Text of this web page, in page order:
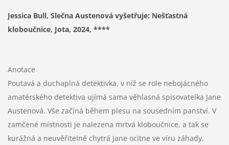
Jessica Bull, Slečna Austenová vyšetřuje: Nešťastná
kloboučnice, Jota, 2024, ****
Anotace
Poutavá a duchaplná detektivka, v níž se role nebojácného
amatérského detektiva ujímá sama věhlasná spisovatelka Jane
Austenová. Vše začíná během plesu na sousedním panství. V
zamčené místnosti je nalezena mrtvá kloboučnice, a tak se
kurážná a neuvěřitelně chytrá Jane ocitne ve víru záhady.